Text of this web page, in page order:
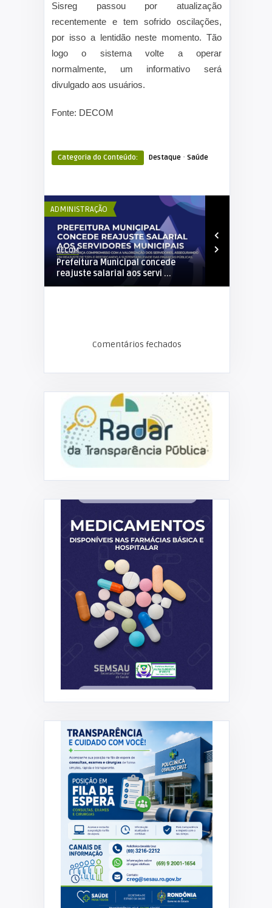
Sisreg passou por atualização
recentemente e tem sofrido oscilações,
por isso a lentidão neste momento. Tão
logo o sistema volte a operar
normalmente, um informativo será
divulgado aos usuários.
Fonte: DECOM
Categoria do Conteúdo: Destaque · Saúde
ADMINISTRAÇÃO
DECOM
Prefeitura Municipal concede
reajuste salarial aos servi ...
Comentários fechados